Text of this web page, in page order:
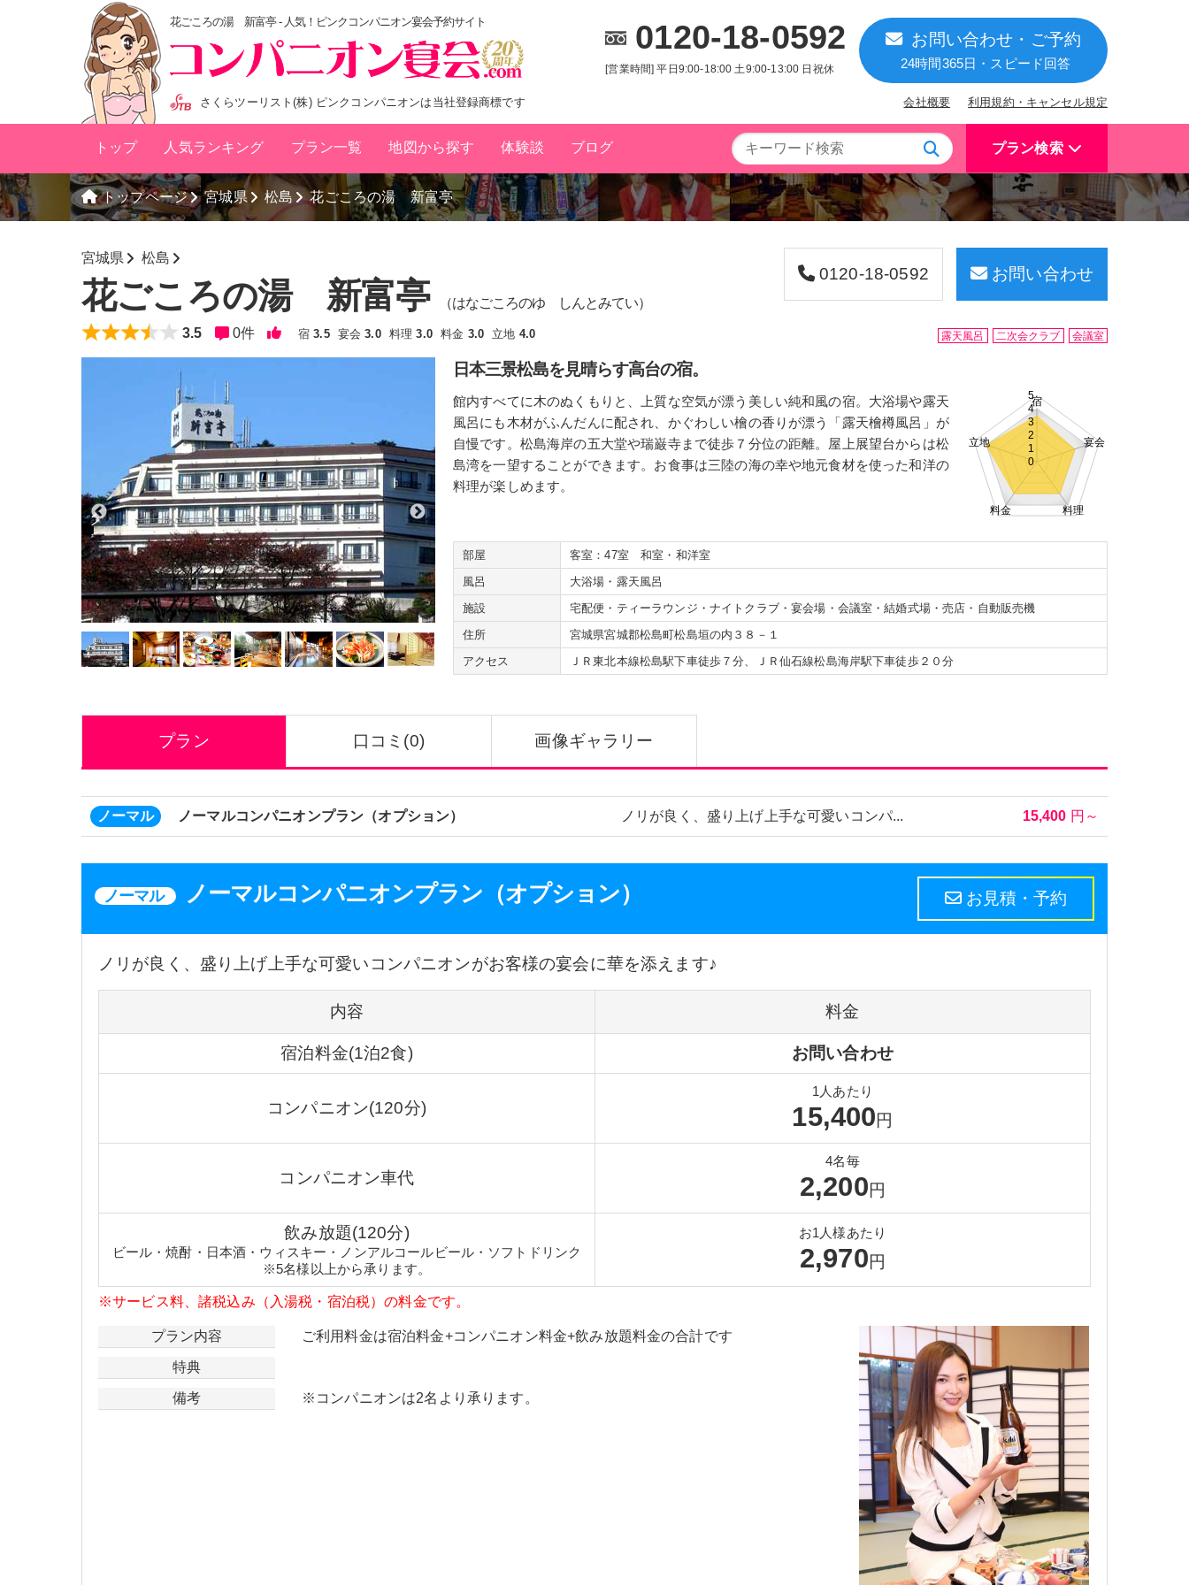
花ごころの湯 新富亭 - 人気！ピンクコンパニオン宴会予約サイト
さくらツーリスト(株) ピンクコンパニオンは当社登録商標です
0120-18-0592
[営業時間] 平日9:00-18:00 土9:00-13:00 日祝休
お問い合わせ・ご予約
24時間365日・スピード回答
会社概要 利用規約・キャンセル規定
トップ 人気ランキング プラン一覧 地図から探す 体験談 ブログ プラン検索
キーワードから探す
一人旅 接待向け ロング 特別室 変身
都道府県から探す
・東北 札幌 帯広 函館 青森 岩手 宮城 山形
福島
群馬 栃木 茨城 千葉 東京
神奈川
甲信越
・北陸 山梨 長野 新潟 石川
福井
東海・ 近畿 静岡
中国・
九州
沖縄 福岡 佐賀 熊本 大分
温泉地から探す
北海道 東北 札幌市 定山渓温泉 いわき湯本温泉 芦ノ牧温泉
飯坂温泉
甲信越・北陸 石和温泉 越後湯沢温泉
東海
熱海温泉 伊豆長岡温泉
九州・ 沖縄 熊本市 山鹿温泉 菊池温泉 別府温泉
トップページ 宮城県 松島 花ごころの湯 新富亭
宮城県 松島
花ごころの湯 新富亭
（はなごころのゆ しんとみてい）
3.5
0件 宿3.5 宴会3.0 料理3.0 料金 3.0 立地 4.0 露天風呂 二次会クラブ 会議室
0120-18-0592 お問い合わせ
日本三景松島を見晴らす高台の宿。
0
1
2
3
4
5宿
宴会
料理
料金
立地
館内すべてに木のぬくもりと、上質な空気が漂う美しい純和風の宿。大浴場や露天
風呂にも木材がふんだんに配され、かぐわしい檜の香りが漂う「露天檜樽風呂」が
自慢です。松島海岸の五大堂や瑞巌寺まで徒歩７分位の距離。屋上展望台からは松
島湾を一望することができます。お食事は三陸の海の幸や地元食材を使った和洋の
料理が楽しめます。
部屋
客室：47室 和室・和洋室
風呂
大浴場・露天風呂
施設
宅配便・ティーラウンジ・ナイトクラブ・宴会場・会議室・結婚式場・売店・自動販売機
住所
宮城県宮城郡松島町松島垣の内３８－１
アクセス
ＪＲ東北本線松島駅下車徒歩７分、ＪＲ仙石線松島海岸駅下車徒歩２０分
プラン 口コミ(0) 画像ギャラリー
ノーマル ノーマルコンパニオンプラン（オプション） ノリが良く、盛り上げ上手な可愛いコンパ... 15,400 円～
ノーマル ノーマルコンパニオンプラン（オプション）
ノリが良く、盛り上げ上手な可愛いコンパニオンがお客様の宴会に華を添えます♪
内容 料金
宿泊料金(1泊2食) お問い合わせ
コンパニオン(120分)
1人あたり
15,400円
コンパニオン車代
4名毎
2,200円
飲み放題(120分)
ビール・焼酎・日本酒・ウィスキー・ノンアルコールビール・ソフトドリンク
※5名様以上から承ります。
お1人様あたり
2,970円
※サービス料、諸税込み（入湯税・宿泊税）の料金です。
プラン内容 ご利用料金は宿泊料金+コンパニオン料金+飲み放題料金の合計です
特典
備考 ※コンパニオンは2名より承ります。